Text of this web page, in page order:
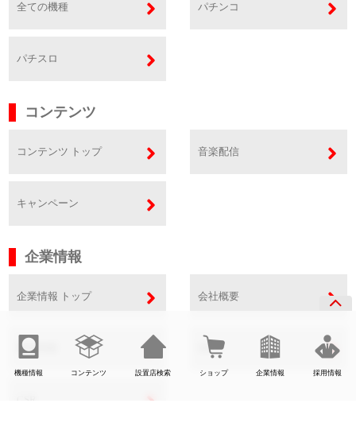
機種情報 コンテンツ 設置店検索 ショップ 企業情報 採用情報
全ての機種 パチンコ
パチスロ
コンテンツ
コンテンツ トップ 音楽配信
キャンペーン
企業情報
企業情報 トップ 会社概要
事業内容 SDGs